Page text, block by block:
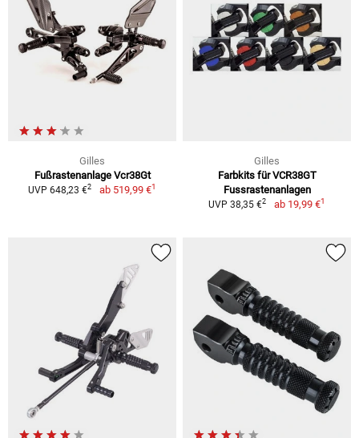
Gilles
Fußrastenanlage Vcr38Gt
UVP 648,23 €2 ab 519,99 €1
Gilles
Farbkits für VCR38GT
Fussrastenanlagen
UVP 38,35 €2 ab 19,99 €1